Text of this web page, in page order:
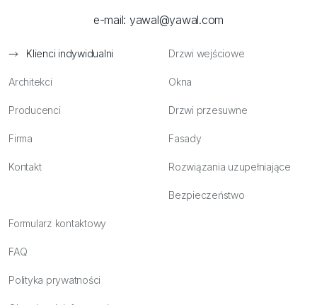
Klienci indywidualni
Architekci
Producenci
Firma
Kontakt
Drzwi wejściowe
Okna
Drzwi przesuwne
Fasady
Rozwiązania uzupełniające
Bezpieczeństwo
Formularz kontaktowy
FAQ
Polityka prywatności
e-mail: yawal@yawal.com